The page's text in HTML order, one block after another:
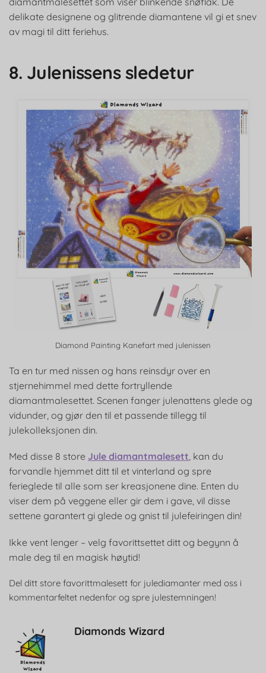
delikate designene og glitrende diamantene vil gi et snev
av magi til ditt feriehus.
8. Julenissens sledetur
Diamond Painting Kanefart med julenissen
Ta en tur med nissen og hans reinsdyr over en
stjernehimmel med dette fortryllende
diamantmalesettet. Scenen fanger julenattens glede og
vidunder, og gjør den til et passende tillegg til
julekolleksjonen din.
Med disse 8 store Jule diamantmalesett, kan du
forvandle hjemmet ditt til et vinterland og spre
ferieglede til alle som ser kreasjonene dine. Enten du
viser dem på veggene eller gir dem i gave, vil disse
settene garantert gi glede og gnist til julefeiringen din!
Ikke vent lenger – velg favorittsettet ditt og begynn å
male deg til en magisk høytid!
Del ditt store favorittmalesett for julediamanter med oss i
kommentarfeltet nedenfor og spre julestemningen!
Diamonds Wizard